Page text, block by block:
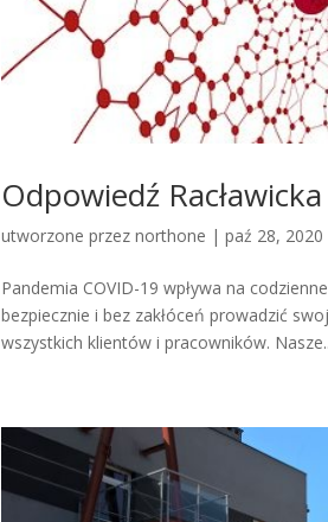
Odpowiedź
utworzone przeznorthone |paź 28, 2020
Pandemia COVID-19 wpływa na
bezpiecznie i bez zakłóceń prowadzić
wszystkich klientów i pracowników.